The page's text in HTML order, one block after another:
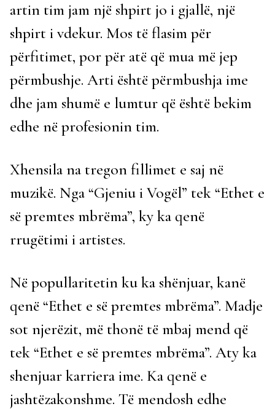
artin tim jam një shpirt jo i gjallë, një
shpirt i vdekur. Mos të flasim për
përfitimet, por për atë që mua më jep
përmbushje. Arti është përmbushja ime
dhe jam shumë e lumtur që është bekim
edhe në profesionin tim.
Xhensila na tregon fillimet e saj në
muzikë. Nga “Gjeniu i Vogël” tek “Ethet e
së premtes mbrëma”, ky ka qenë
rrugëtimi i artistes.
Në popullaritetin ku ka shënjuar, kanë
qenë “Ethet e së premtes mbrëma”. Madje
sot njerëzit, më thonë të mbaj mend që
tek “Ethet e së premtes mbrëma”. Aty ka
shenjuar karriera ime. Ka qenë e
jashtëzakonshme. Të mendosh edhe